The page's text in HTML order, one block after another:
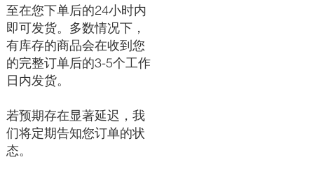
至在您下单后的24小时内
即可发货。多数情况下，
有库存的商品会在收到您
的完整订单后的3-5个工作
日内发货。
若预期存在显著延迟，我
们将定期告知您订单的状
态。